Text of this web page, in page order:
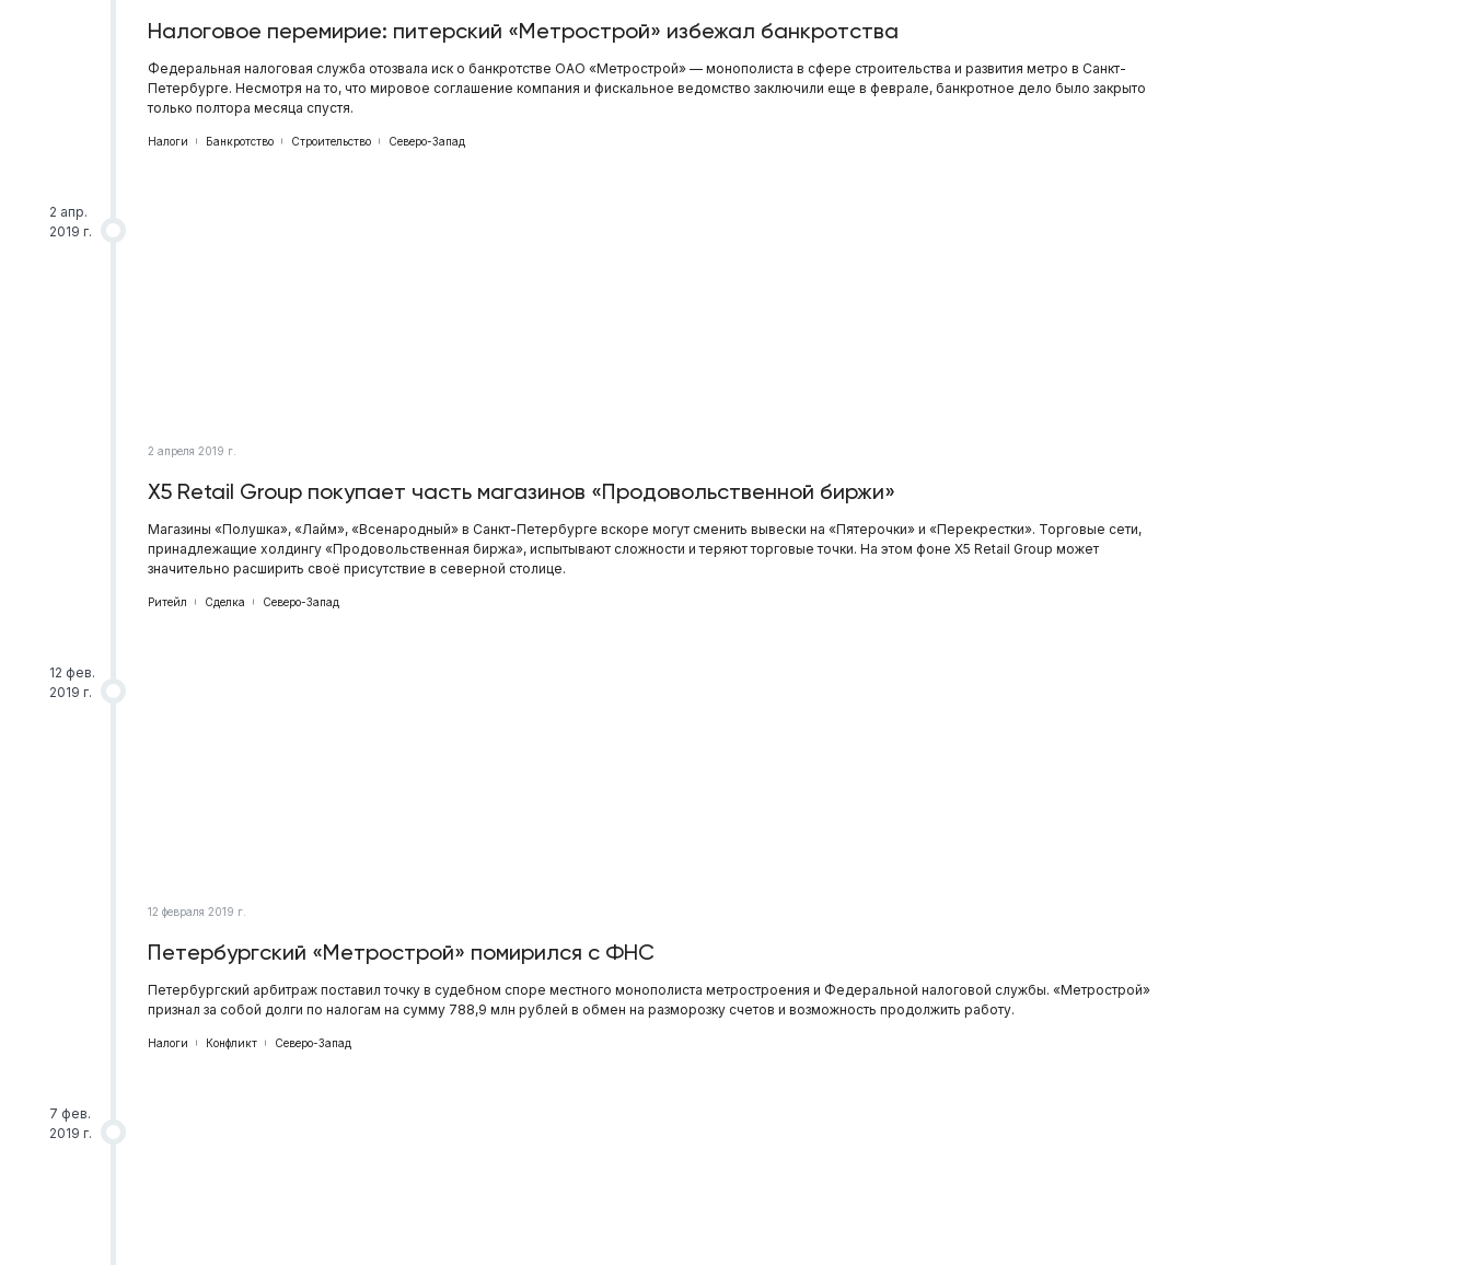
Налоговое перемирие: питерский «Метрострой» избежал банкротства
Федеральная налоговая служба отозвала иск о банкротстве ОАО «Метрострой» — монополиста в сфере строительства и развития метро в Санкт-
Петербурге. Несмотря на то, что мировое соглашение компания и фискальное ведомство заключили еще в феврале, банкротное дело было закрыто
только полтора месяца спустя.
Налоги Банкротство Строительство Северо-Запад
2 апр.
2019 г.
2 апреля 2019 г.
X5 Retail Group покупает часть магазинов «Продовольственной биржи»
Магазины «Полушка», «Лайм», «Всенародный» в Санкт-Петербурге вскоре могут сменить вывески на «Пятерочки» и «Перекрестки». Торговые сети,
принадлежащие холдингу «Продовольственная биржа», испытывают сложности и теряют торговые точки. На этом фоне X5 Retail Group может
значительно расширить своё присутствие в северной столице.
Ритейл Сделка Северо-Запад
12 фев.
2019 г.
12 февраля 2019 г.
Петербургский «Метрострой» помирился с ФНС
Петербургский арбитраж поставил точку в судебном споре местного монополиста метростроения и Федеральной налоговой службы. «Метрострой»
признал за собой долги по налогам на сумму 788,9 млн рублей в обмен на разморозку счетов и возможность продолжить работу.
Налоги Конфликт Северо-Запад
7 фев.
2019 г.